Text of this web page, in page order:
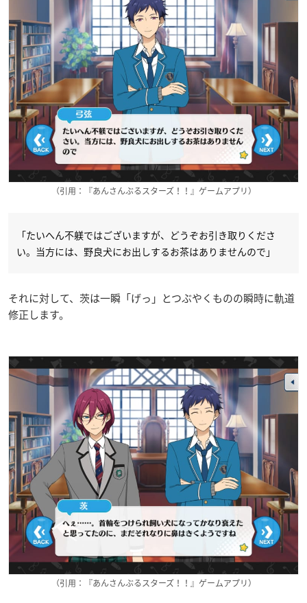
（引用：『あんさんぶるスターズ！！』ゲームアプリ）
「たいへん不躾ではございますが、どうぞお引き取りくださ
い。当方には、野良犬にお出しするお茶はありませんので」
それに対して、茨は一瞬「げっ」とつぶやくものの瞬時に軌道
修正します。
（引用：『あんさんぶるスターズ！！』ゲームアプリ）